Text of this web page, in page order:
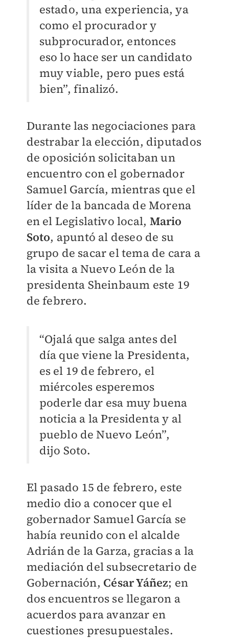
estado, una experiencia, ya
como el procurador y
subprocurador, entonces
eso lo hace ser un candidato
muy viable, pero pues está
bien”, finalizó.
Durante las negociaciones para
destrabar la elección, diputados
de oposición solicitaban un
encuentro con el gobernador
Samuel García, mientras que el
líder de la bancada de Morena
en el Legislativo local, Mario
Soto, apuntó al deseo de su
grupo de sacar el tema de cara a
la visita a Nuevo León de la
presidenta Sheinbaum este 19
de febrero.
“Ojalá que salga antes del
día que viene la Presidenta,
es el 19 de febrero, el
miércoles esperemos
poderle dar esa muy buena
noticia a la Presidenta y al
pueblo de Nuevo León”,
dijo Soto.
El pasado 15 de febrero, este
medio dio a conocer que el
gobernador Samuel García se
había reunido con el alcalde
Adrián de la Garza, gracias a la
mediación del subsecretario de
Gobernación, César Yáñez; en
dos encuentros se llegaron a
acuerdos para avanzar en
cuestiones presupuestales.